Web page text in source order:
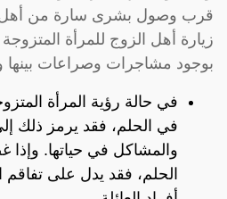
قرب وصول بشرى سارة من أهل
زيارة أهل الزوج للمرأة
بوجود مشاجرات وصراعات بينها
في حالة رؤية المرأة
في الحلم، فقد يرمز ذلك
والمشاكل في حياتها.
الحلم، فقد يدل على تفاقم